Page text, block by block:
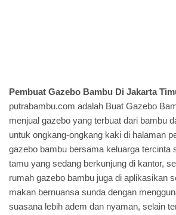
Pembuat Gazebo Bambu Di Jakarta
putrabambu.com adalah Buat Gazebo
menjual gazebo yang terbuat dari bambu
untuk ongkang-ongkang kaki di halaman
gazebo bambu bersama keluarga tercinta
tamu yang sedang berkunjung di kantor,
rumah gazebo bambu juga di aplikasikan
makan bernuansa sunda dengan
suasana lebih adem dan nyaman, selain